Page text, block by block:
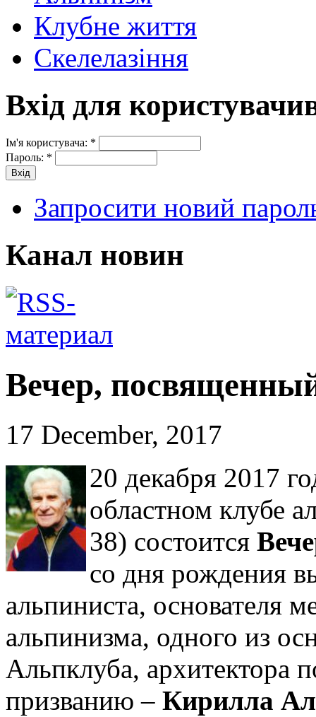
Клубне життя
Скелелазіння
Вхід для
Ім'я користувача: *
Пароль: *
Запросити новий
Канал новин
Вечер,
17 December, 2017
20 декабря 2017
областном клубе
38) состоится
со дня рождения
альпиниста, основателя
альпинизма, одного из
Альпклуба, архитектора
призванию – Кирилла